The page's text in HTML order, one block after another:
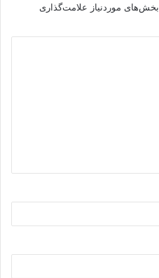
بخش‌های موردنیاز علامت‌گذاری